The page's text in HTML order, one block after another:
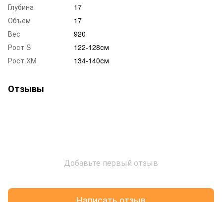
Глубина
17
Объем
17
Вес
920
Рост S
122-128см
Рост XM
134-140см
Отзывы
Добавьте первый отзыв